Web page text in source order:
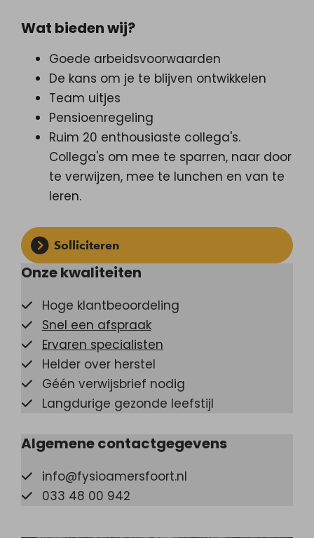
Wat bieden wij?
Goede arbeidsvoorwaarden
De kans om je te blijven ontwikkelen
Team uitjes
Pensioenregeling
Ruim 20 enthousiaste collega's.
Collega's om mee te sparren, naar door
te verwijzen, mee te lunchen en van te
leren.
Solliciteren
Onze kwaliteiten
Hoge klantbeoordeling
Snel een afspraak
Ervaren specialisten
Helder over herstel
Géén verwijsbrief nodig
Langdurige gezonde leefstijl
Algemene contactgegevens
info@fysioamersfoort.nl
033 48 00 942